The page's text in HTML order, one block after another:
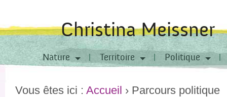
Christina Meissner
Nature Territoire Politique
Vous êtes ici : Accueil › Parcours politique